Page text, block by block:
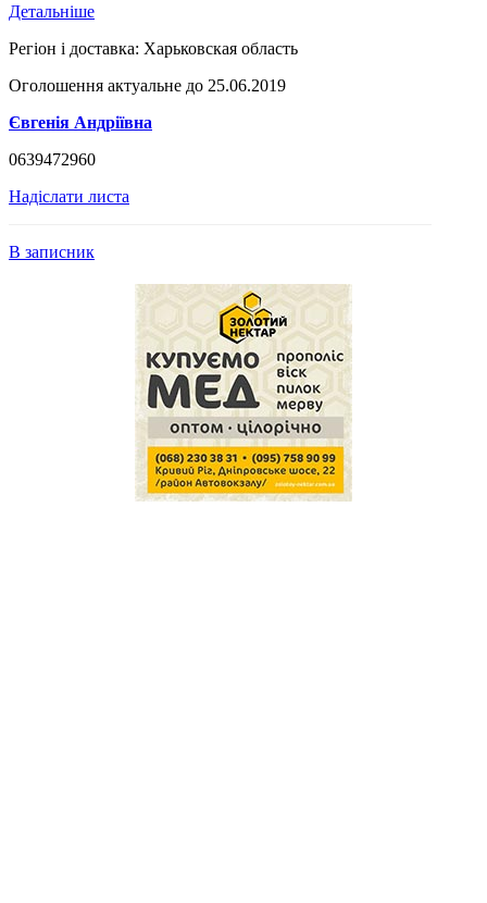
Детальніше
Регіон і доставка: Харьковская область
Оголошення актуальне до 25.06.2019
Євгенія Андріївна
0639472960
Надіслати листа
В записник